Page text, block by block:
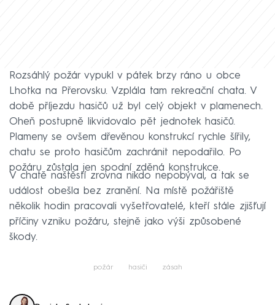
Rozsáhlý požár vypukl v pátek brzy ráno u obce
Lhotka na Přerovsku. Vzplála tam rekreační chata. V
době příjezdu hasičů už byl celý objekt v plamenech.
Oheň postupně likvidovalo pět jednotek hasičů.
Plameny se ovšem dřevěnou konstrukcí rychle šířily,
chatu se proto hasičům zachránit nepodařilo. Po
požáru zůstala jen spodní zděná konstrukce.
V chatě naštěstí zrovna nikdo nepobýval, a tak se
událost obešla bez zranění. Na místě požářiště
několik hodin pracovali vyšetřovatelé, kteří stále zjišťují
příčiny vzniku požáru, stejně jako výši způsobené
škody.
požár hasiči zásah